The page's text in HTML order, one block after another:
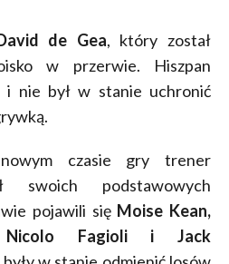
de Gea, który został
w przerwie. Hiszpan
i nie był w stanie uchronić
czasie gry trener
swoich podstawowych
pojawili się Moise Kean,
Nicolo Fagioli i Jack